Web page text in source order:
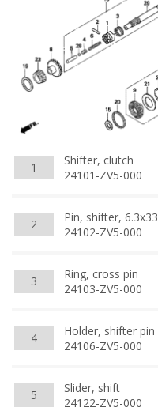
1
Shifter, clutch
24101-ZV5-000
2
Pin, shifter, 6.3x33
24102-ZV5-000
3
Ring, cross pin
24103-ZV5-000
4
Holder, shifter pin
24106-ZV5-000
5
Slider, shift
24122-ZV5-000